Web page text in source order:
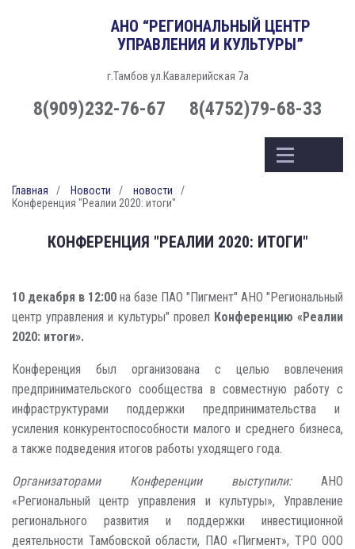
АНО “РЕГИОНАЛЬНЫЙ ЦЕНТР
УПРАВЛЕНИЯ И КУЛЬТУРЫ”
г.Тамбов ул.Кавалерийская 7а
8(909)232-76-67 8(4752)79-68-33
Главная Новости
новости
Конференция "Реалии 2020: итоги"
КОНФЕРЕНЦИЯ "РЕАЛИИ 2020: ИТОГИ"
10 декабря в 12:00 на базе ПАО "Пигмент" АНО "Региональный
центр управления и культуры" провел Конференцию «Реалии
2020: итоги».
Конференция был организована с целью вовлечения
предпринимательского сообщества в совместную работу с
инфраструктурами поддержки предпринимательства и
усиления конкурентоспособности малого и среднего бизнеса,
а также подведения итогов работы уходящего года.
Организаторами Конференции выступили:АНО
«Региональный центр управления и культуры», Управление
регионального развития и поддержки инвестиционной
деятельности Тамбовской области, ПАО «Пигмент», ТРО ООО